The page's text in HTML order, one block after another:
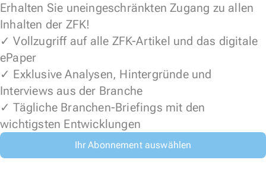
Erhalten Sie uneingeschränkten Zugang zu allen
Inhalten der ZFK!
✓ Vollzugriff auf alle ZFK-Artikel und das digitale
ePaper
✓ Exklusive Analysen, Hintergründe und
Interviews aus der Branche
✓ Tägliche Branchen-Briefings mit den
wichtigsten Entwicklungen
Ihr Abonnement auswählen